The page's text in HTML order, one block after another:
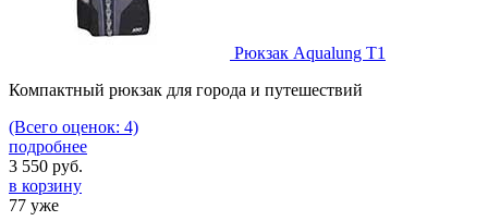
Рюкзак Aqualung Т1
Компактный рюкзак для города и путешествий
(Всего оценок: 4)
подробнее
3 550 руб.
в корзину
77 уже